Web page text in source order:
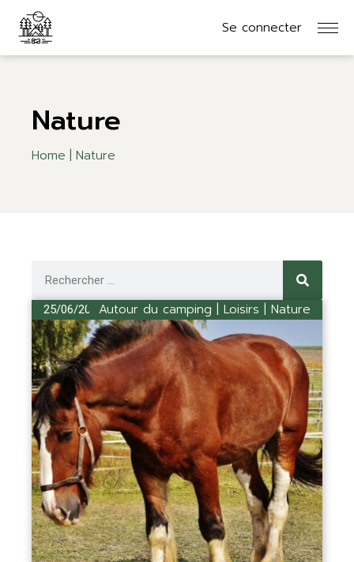
Se connecter
Nature
Home Nature
25/06/2024 -08:30
Autour du camping | Loisirs | Nature